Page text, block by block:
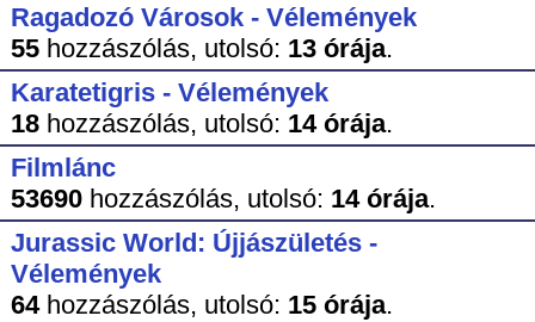
Ragadozó Városok - Vélemények
55hozzászólás, utolsó: 13 órája.
Karatetigris - Vélemények
18hozzászólás, utolsó: 14 órája.
Filmlánc
53690hozzászólás, utolsó: 14 órája.
Jurassic World: Újjászületés -
Vélemények
64hozzászólás, utolsó: 15 órája.